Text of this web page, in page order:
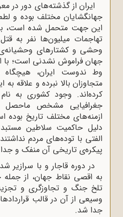
ایران از گذشته‌های دور در
جهانگشایان مختلف بوده و
این جهت متحمل شده است،
تهاجمات میلیون‌ها نفر به
وحشی و کشتارهای وحشیانه‌ی
جهان فراموش نشدنی است؛ با
وط ندوست ایران،
متجاوزان بالا نبرده و علاقه
کرده‌اند. وجود کشوری به
جغرافیایی مشخص ماحصل
ازمنه‌های مختلف تاریخ بوده
دلیل حاکمیت سلاطین
الفتی با توده‌های مردم
پیکره‌ی تاریخی آن منفک و
در دوره قاجار و با سرازیر
به اقصی نقاط جهان، از جمله
تلخ جنگ و تجاوزگری و
وسیعی از آن در قالب
جدا شد.